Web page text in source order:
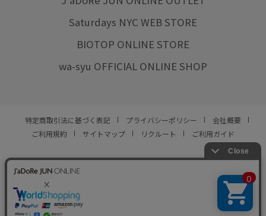
Saturdays NYC WEB STORE
BIOTOP ONLINE STORE
wa-syu OFFICIAL ONLINE SHOP
特定商取引法に基づく表記 プライバシーポリシー
会社概要
ご利用規約
サイトマップ リクルート ご利用ガイド
© JUN CO.,LTD. ALL RIGHTS RESERVED.